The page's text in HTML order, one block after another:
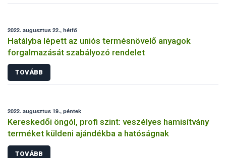
2022. augusztus 22., hétfő
Hatályba lépett az uniós termésnövelő anyagok
forgalmazását szabályozó rendelet
TOVÁBB
2022. augusztus 19., péntek
Kereskedői öngól, profi szint: veszélyes hamisítvány
terméket küldeni ajándékba a hatóságnak
TOVÁBB